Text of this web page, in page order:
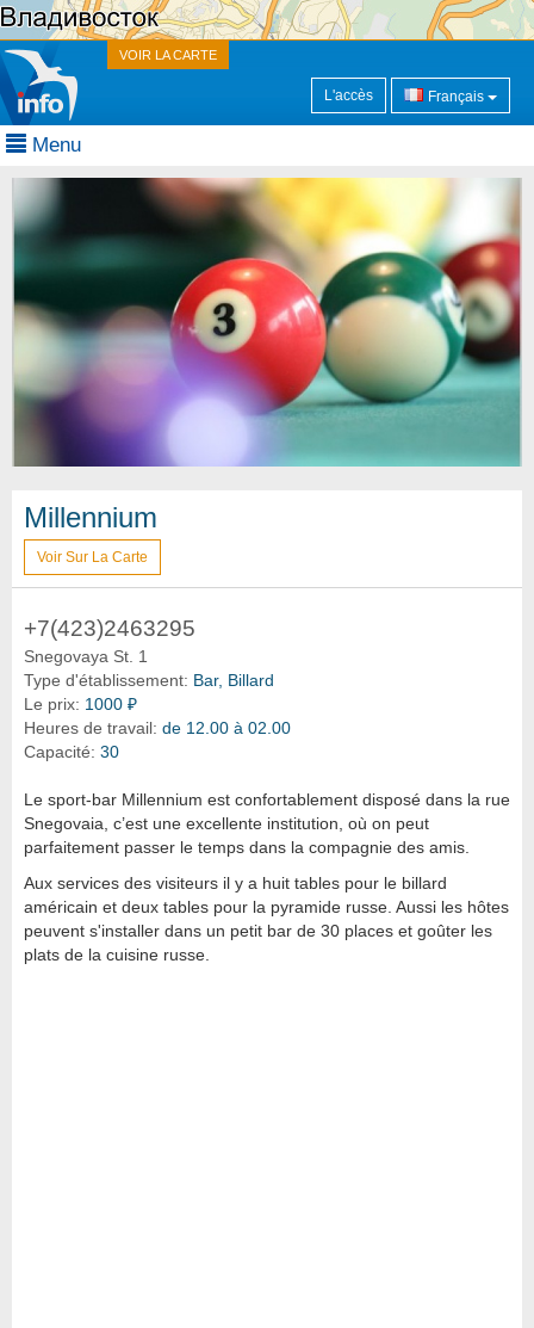
VOIR LA CARTE
L'accès Français
Menu
Millennium
Voir Sur La Carte
+7(423)2463295
Snegovaya St. 1
Type d'établissement: Bar, Billard
Le prix: 1000 ₽
Heures de travail: de 12.00 à 02.00
Capacité: 30
Le sport-bar Millennium est confortablement disposé dans la rue
Snegovaia, c’est une excellente institution, où on peut
parfaitement passer le temps dans la compagnie des amis.
Aux services des visiteurs il y a huit tables pour le billard
américain et deux tables pour la pyramide russe. Aussi les hôtes
peuvent s'installer dans un petit bar de 30 places et goûter les
plats de la cuisine russe.